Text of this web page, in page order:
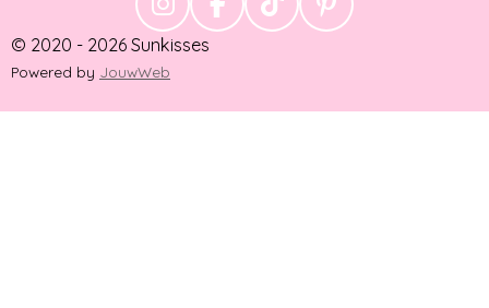
I
N
S
A
F
B
T
O
P
E
© 2020 - 2026 Sunkisses
Powered by JouwWeb